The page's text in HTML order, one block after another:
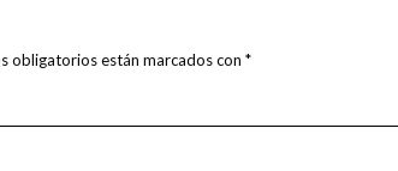
obligatorios están marcados con *